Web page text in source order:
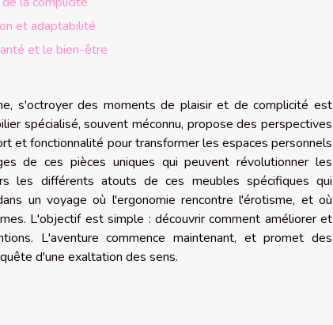
et adaptabilité
et le bien-être
s'octroyer des moments de plaisir et de complicité est
spécialisé, souvent méconnu, propose des perspectives
et fonctionnalité pour transformer les espaces personnels
de ces pièces uniques qui peuvent révolutionner les
les différents atouts de ces meubles spécifiques qui
un voyage où l'ergonomie rencontre l'érotisme, et où
L'objectif est simple : découvrir comment améliorer et
L'aventure commence maintenant, et promet des
d'une exaltation des sens.